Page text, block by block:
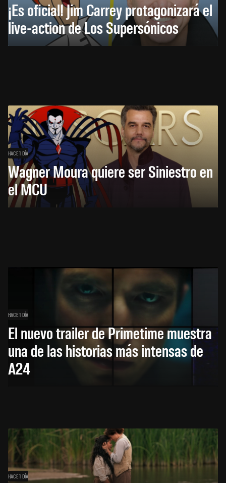
¡Es oficial! Jim Carrey protagonizará el
live-action de Los Supersónicos
HACE 1 DÍA
Wagner Moura quiere ser Siniestro en
el MCU
HACE 1 DÍA
El nuevo trailer de Primetime muestra
una de las historias más intensas de
A24
HACE 1 DÍA